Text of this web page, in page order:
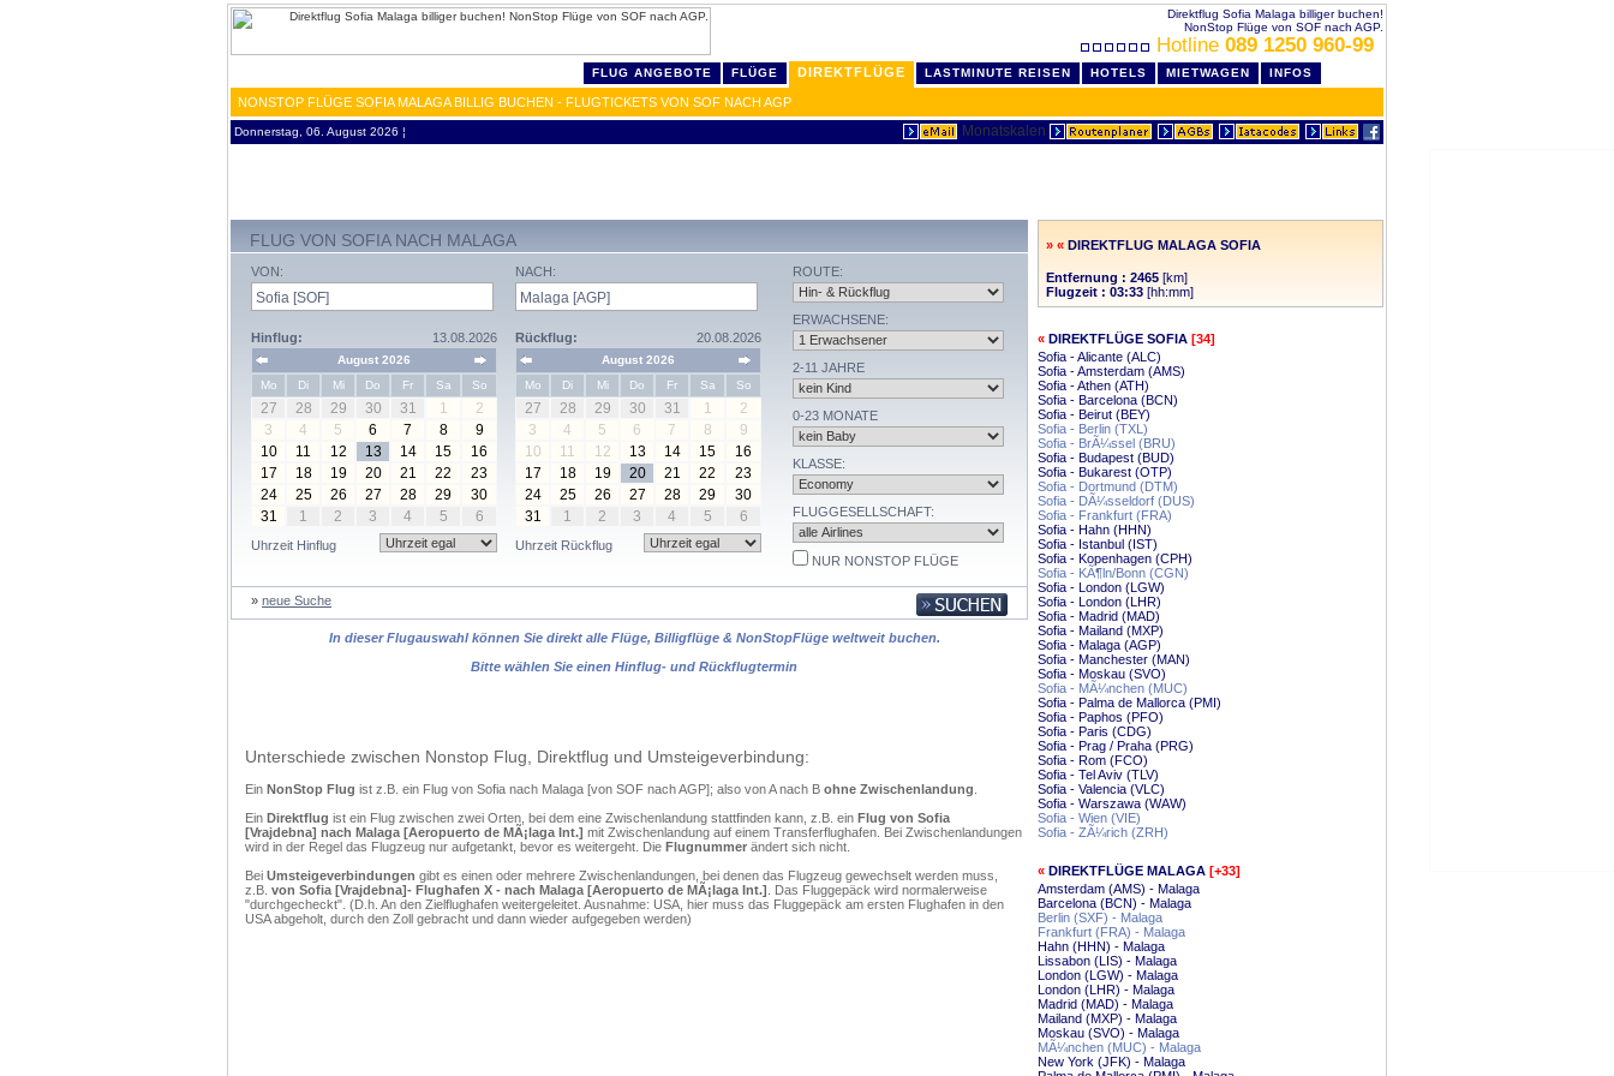
Direktflug Sofia Malaga billiger buchen!
NonStop Flüge von SOF nach AGP.
Hotline 089 1250 960-99
FLUG ANGEBOTE FLÜGE DIREKTFLÜGE LASTMINUTE REISEN HOTELS MIETWAGEN INFOS
NONSTOP FLÜGE SOFIA MALAGA BILLIG BUCHEN - FLUGTICKETS VON SOF NACH AGP
Donnerstag, 06. August 2026 ¦
FLUG VON SOFIA NACH MALAGA
VON:
Hinflug: 13.08.2026
August 2026
Mo
Di Mi Do Fr Sa So
27 28 29 30 31 1
2
3
4 5 6 7 8
9
10
11 12 13 14 15
16
17
18 19 20 21 22
23
24
25 26 27 28 29
30
31
1 2 3 4 5 6
Uhrzeit Hinflug
NACH:
Rückflug: 20.08.2026
August 2026
Mo
Di Mi Do Fr Sa So
27 28 29 30 31 1
2
3
4 5 6 7 8
9
10
11 12 13 14 15
16
17
18 19 20 21 22
23
24
25 26 27 28 29
30
31
1 2 3 4 5 6
Uhrzeit Rückflug
ROUTE:
ERWACHSENE:
2-11 JAHRE
0-23 MONATE
KLASSE:
FLUGGESELLSCHAFT:
NUR NONSTOP FLÜGE
» neue Suche
In dieser Flugauswahl können Sie direkt alle Flüge, Billigflüge & NonStopFlüge weltweit buchen.
Bitte wählen Sie einen Hinflug- und Rückflugtermin
Unterschiede zwischen Nonstop Flug, Direktflug und Umsteigeverbindung:
Ein NonStop Flug ist z.B. ein Flug von Sofia nach Malaga [von SOF nach AGP]; also von A nach B ohne Zwischenlandung
Ein Direktflug ist ein Flug zwischen zwei Orten, bei dem eine Zwischenlandung stattfinden kann, z.B. ein Flug von Sofia
[Vrajdebna] nach Malaga [Aeropuerto de MÃ¡laga Int.] mit Zwischenlandung auf einem Transferflughafen. Bei Zwischenlandungen
wird in der Regel das Flugzeug nur aufgetankt, bevor es weitergeht. Die Flugnummer ändert sich nicht.
Bei Umsteigeverbindungen gibt es einen oder mehrere Zwischenlandungen, bei denen das Flugzeug gewechselt werden muss,
z.B. von Sofia [Vrajdebna]- Flughafen X - nach Malaga [Aeropuerto de MÃ¡laga Int.] . Das Fluggepäck wird normalerweise
"durchgecheckt". (D.h. An den Zielflughafen weitergeleitet. Ausnahme: USA, hier muss das Fluggepäck am ersten Flughafen in den
USA abgeholt, durch den Zoll gebracht und dann wieder aufgegeben werden)
» « DIREKTFLUG MALAGA SOFIA
Entfernung : 2465 [km]
Flugzeit : 03:33 [hh:mm]
« DIREKTFLÜGE SOFIA [34]
Sofia - Alicante (ALC)
Sofia - Amsterdam (AMS)
Sofia - Athen (ATH)
Sofia - Barcelona (BCN)
Sofia - Beirut (BEY)
Sofia - Berlin (TXL)
Sofia - BrÃ¼ssel (BRU)
Sofia - Budapest (BUD)
Sofia - Bukarest (OTP)
Sofia - Dortmund (DTM)
Sofia - DÃ¼sseldorf (DUS)
Sofia - Frankfurt (FRA)
Sofia - Hahn (HHN)
Sofia - Istanbul (IST)
Sofia - Kopenhagen (CPH)
Sofia - KÃ¶ln/Bonn (CGN)
Sofia - London (LGW)
Sofia - London (LHR)
Sofia - Madrid (MAD)
Sofia - Mailand (MXP)
Sofia - Malaga (AGP)
Sofia - Manchester (MAN)
Sofia - Moskau (SVO)
Sofia - MÃ¼nchen (MUC)
Sofia - Palma de Mallorca (PMI)
Sofia - Paphos (PFO)
Sofia - Paris (CDG)
Sofia - Prag / Praha (PRG)
Sofia - Rom (FCO)
Sofia - Tel Aviv (TLV)
Sofia - Valencia (VLC)
Sofia - Warszawa (WAW)
Sofia - Wien (VIE)
Sofia - ZÃ¼rich (ZRH)
« DIREKTFLÜGE MALAGA [+33]
Amsterdam (AMS) - Malaga
Barcelona (BCN) - Malaga
Berlin (SXF) - Malaga
Frankfurt (FRA) - Malaga
Hahn (HHN) - Malaga
Lissabon (LIS) - Malaga
London (LGW) - Malaga
London (LHR) - Malaga
Madrid (MAD) - Malaga
Mailand (MXP) - Malaga
Moskau (SVO) - Malaga
MÃ¼nchen (MUC) - Malaga
New York (JFK) - Malaga